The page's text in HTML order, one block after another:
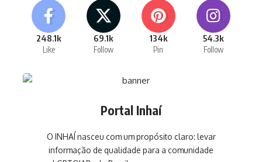
248.1k
Like
69.1k
Follow
134k
Pin
54.3k
Follow
Portal Inhaí
O INHAÍ nasceu com um propósito claro: levar
informação de qualidade para a comunidade